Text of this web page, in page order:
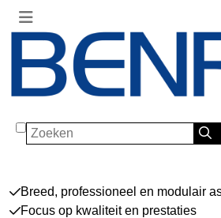
Zoeken
Breed, professioneel en modulair
Focus op kwaliteit en prestaties